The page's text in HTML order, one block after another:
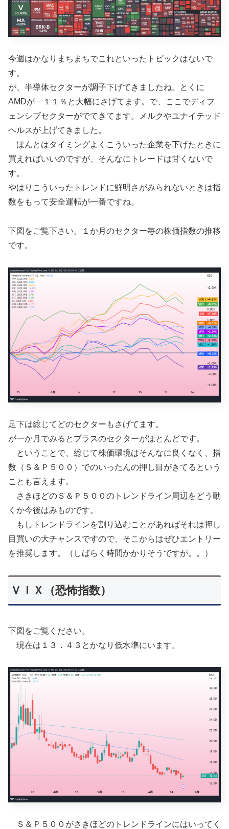
今週はかなりまちまちでこれといったトピックはないで
す。
が、半導体セクターが調子下げてきましたね。とくに
AMDが－１１％と大幅にさげてます。で、ここでディフ
ェンシブセクターがでてきてます。メルクやユナイテッド
ヘルスが上げてきました。
ほんとはタイミングよくこういった企業を下げたときに
買えればいいのですが、そんなにトレードは甘くないで
す。
やはりこういったトレンドに鮮明さがみられないときは指
数をもって安全運転が一番ですね。
下図をご覧下さい。１か月のセクター毎の株価指数の推移
です。
足下は総じてどのセクターもさげてます。
が一か月でみるとプラスのセクターがほとんどです。
ということで、総じて株価環境はそんなに良くなく、指
数（Ｓ＆Ｐ５００）でのいったんの押し目がきてるという
ことも言えます。
さきほどのＳ＆Ｐ５００のトレンドライン周辺をどう動
くか今後はみものです。
もしトレンドラインを割り込むことがあればそれは押し
目買いの大チャンスですので、そこからはぜひエントリー
を推奨します。（しばらく時間かかりそうですが。。）
ＶＩＸ（恐怖指数）
下図をご覧ください。
現在は１３．４３とかなり低水準にいます。
Ｓ＆Ｐ５００がさきほどのトレンドラインにはいってく